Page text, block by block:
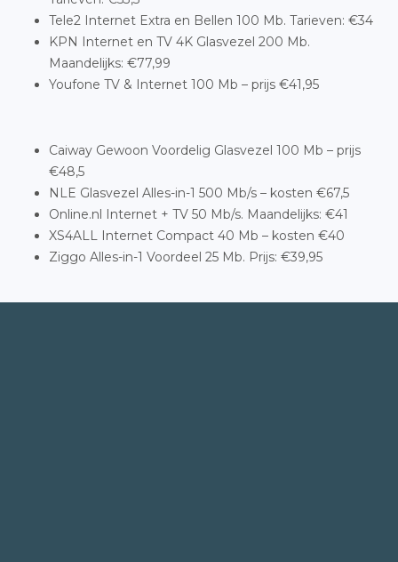
Tele2 Internet Extra en Bellen 100 Mb. Tarieven: €34
KPN Internet en TV 4K Glasvezel 200 Mb.
Maandelijks: €77,99
Youfone TV & Internet 100 Mb – prijs €41,95
Caiway Gewoon Voordelig Glasvezel 100 Mb – prijs
€48,5
NLE Glasvezel Alles-in-1 500 Mb/s – kosten €67,5
Online.nl Internet + TV 50 Mb/s. Maandelijks: €41
XS4ALL Internet Compact 40 Mb – kosten €40
Ziggo Alles-in-1 Voordeel 25 Mb. Prijs: €39,95